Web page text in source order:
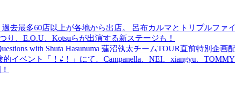
去最多60店以上が各地から出店。 呂布カルマとトリプルファ
り、E.O.U、Kotsuらが出演する新ステージも！
with Shuta Hasunuma 蓮沼執太チームTOUR直前特別企画
イベント「！⇄！」にて、Campanella、NEI、xiangyu、